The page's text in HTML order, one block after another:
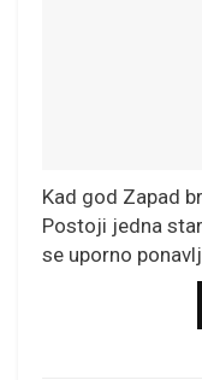
Kad god Zapad
Postoji jedna
se uporno